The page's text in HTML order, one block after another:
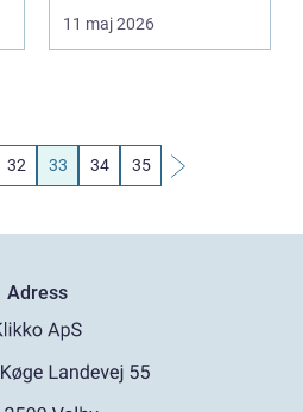
minnena starkare. För
11 maj 2026
32 33 34 35
Adress